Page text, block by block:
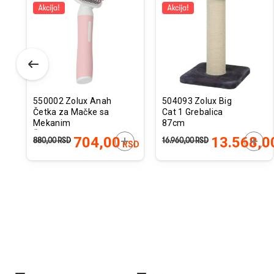
U KORPU
550002 Zolux Anah
Četka za Mačke sa
Mekanim
6,4x3,5x16,2cm704,00RSD
880,00RSD DODAJTE U KORPU
504093 Zolux Big
Cat 1 Grebalica
87cm
16.960,00RSD